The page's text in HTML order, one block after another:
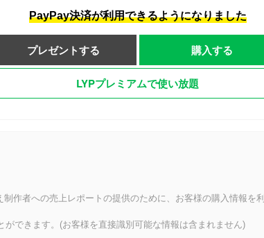
PayPay決済が利用できるようになりました
プレゼントする 購入する
LYPプレミアムで使い放題
作者への売上レポートの提供のために、お客様の購入情報を利
できます。(お客様を直接識別可能な情報は含まれません)